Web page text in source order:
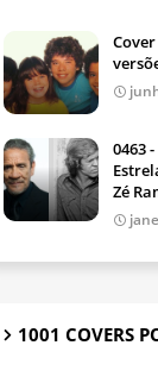
0463
Zé
1001 COVERS